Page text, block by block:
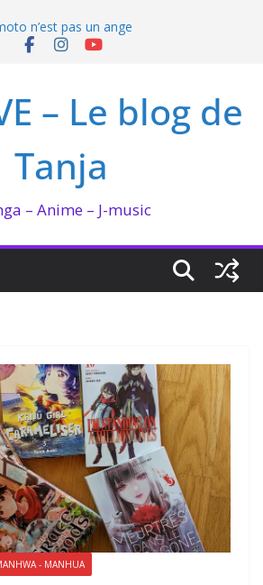
n’est pas un ange
BEE enflamme le Bataclan
in love de Zeniko Sumiya
– Le blog de
Tanja
– Anime – J-music
- MANHUA